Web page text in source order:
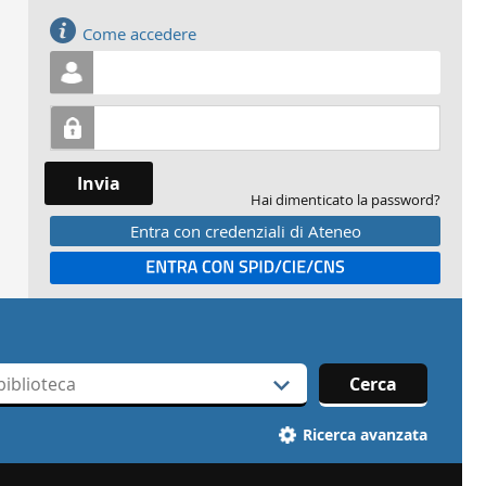
Come accedere
Invia
Hai dimenticato la password?
Entra con credenziali di Ateneo
Entra con SPID
Cerca
Ricerca avanzata